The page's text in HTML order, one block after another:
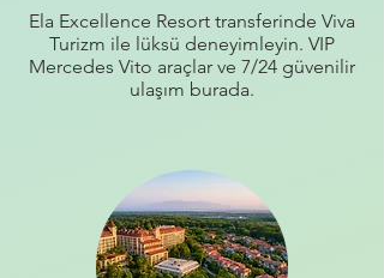
Ela Excellence Resort transferinde Viva
Turizm ile lüksü deneyimleyin. VIP
Mercedes Vito araçlar ve 7/24 güvenilir
ulaşım burada.